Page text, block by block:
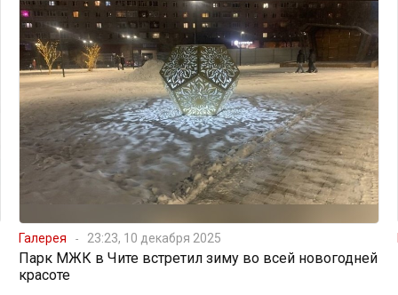
Галерея 23:23, 10 декабря 2025
Парк МЖК в Чите встретил зиму во всей новогодней
красоте